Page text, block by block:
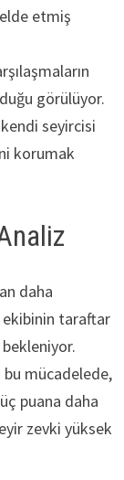
etmiş
görülüyor.
seyircisi
korumak
daha
ekibinin taraftar
bu mücadelede,
puana daha
zevki yüksek